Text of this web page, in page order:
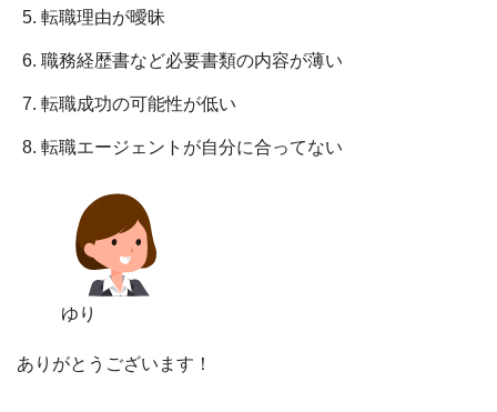
転職理由が曖昧
職務経歴書など必要書類の内容が薄い
転職成功の可能性が低い
転職エージェントが自分に合ってない
ゆり
ありがとうございます！